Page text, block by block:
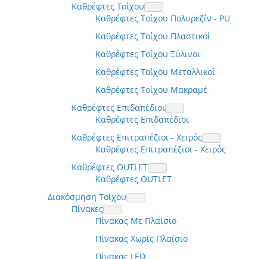
Καθρέφτες Τοίχου
Καθρέφτες Τοίχου Πολυρεζίν - PU
Καθρέφτες Τοίχου Πλαστικοί
Καθρέφτες Τοίχου Ξύλινοι
Καθρέφτες Τοίχου Μεταλλικοί
Καθρέφτες Τοίχου Μακραμέ
Καθρέφτες Επιδαπέδιοι
Καθρέφτες Επιδαπέδιοι
Καθρέφτες Επιτραπέζιοι - Χειρός
Καθρέφτες Επιτραπέζιοι - Χειρός
Καθρέφτες OUTLET
Καθρέφτες OUTLET
Διακόσμηση Τοίχου
Πίνακες
Πίνακας Με Πλαίσιο
Πίνακας Χωρίς Πλαίσιο
Πίνακας LED